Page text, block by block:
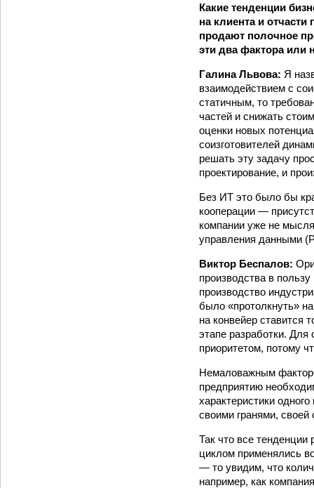
Какие тенденции
на клиента и
продают полочное
эти два фактора или
Галина Львова: Я
взаимодействием с
статичным, то
частей и снижать
оценки новых
соизготовителей
решать эту задачу
проектирование, и
Без ИТ это было бы
кооперации —
компании уже не
управления данными
Виктор Беспалов:
производства в
производство
было «протолкнуть»
на конвейер ставится
этапе разработки. Для
приоритетом, потому
Немаловажным
предприятию
характеристики
своими гранями,
Так что все тенденции
циклом применялись
— то увидим, что
например, как